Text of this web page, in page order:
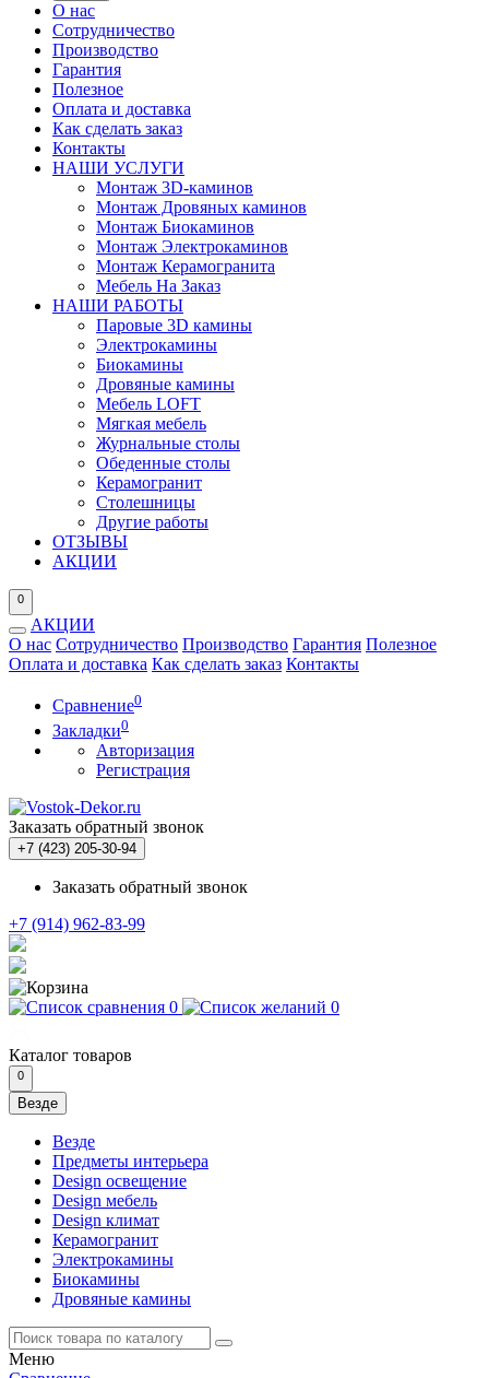
О нас
Сотрудничество
Производство
Гарантия
Полезное
Оплата и доставка
Как сделать заказ
Контакты
НАШИ УСЛУГИ
Монтаж 3D-каминов
Монтаж Дровяных каминов
Монтаж Биокаминов
Монтаж Электрокаминов
Монтаж Керамогранита
Мебель На Заказ
НАШИ РАБОТЫ
Паровые 3D камины
Электрокамины
Биокамины
Дровяные камины
Мебель LOFT
Мягкая мебель
Журнальные столы
Обеденные столы
Керамогранит
Столешницы
Другие работы
ОТЗЫВЫ
АКЦИИ
0
АКЦИИ
О нас Сотрудничество Производство Гарантия Полезное
Оплата и доставка Как сделать заказ Контакты
Сравнение0
Закладки0
Авторизация
Регистрация
Заказать обратный звонок
+7 (423) 205-30-94
Заказать обратный звонок
+7 (914) 962-83-99
0 0
Каталог товаров
0
Везде
Везде
Предметы интерьера
Design освещение
Design мебель
Design климат
Керамогранит
Электрокамины
Биокамины
Дровяные камины
Меню